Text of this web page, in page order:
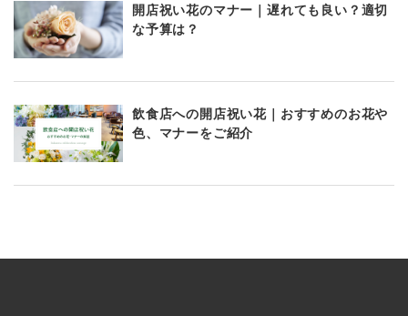
開店祝い花のマナー｜遅れても良い？適切
な予算は？
飲食店への開店祝い花｜おすすめのお花や
色、マナーをご紹介